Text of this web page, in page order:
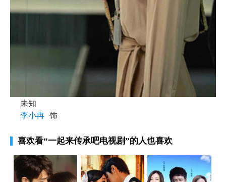
未知
李小冉 饰
喜欢看“一起来传承吧电视剧”的人也喜欢